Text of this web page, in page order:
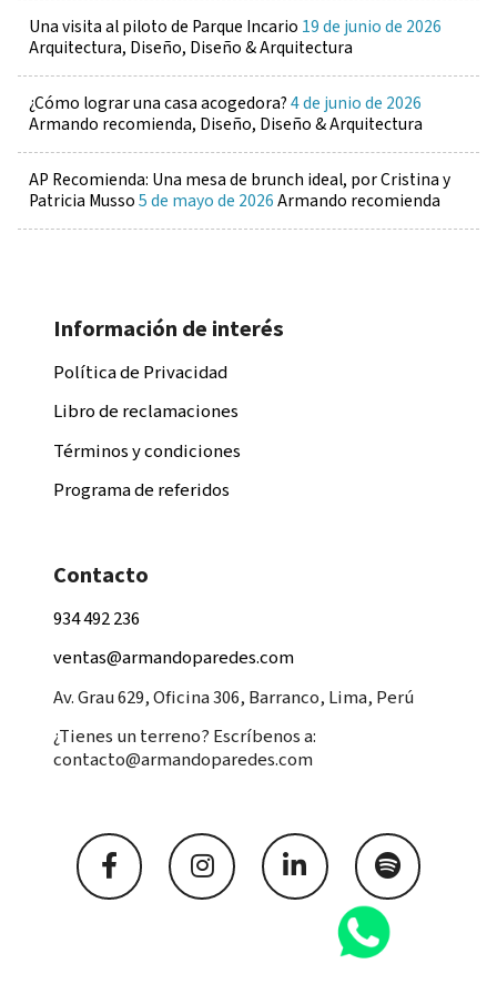
Una visita al piloto de Parque Incario 19 de junio de 2026
Arquitectura, Diseño, Diseño & Arquitectura
¿Cómo lograr una casa acogedora?4 de junio de 2026
Armando recomienda, Diseño, Diseño & Arquitectura
AP Recomienda: Una mesa de brunch ideal, por Cristina y
Patricia Musso5 de mayo de 2026Armando recomienda
Información de interés
Política de Privacidad
Libro de reclamaciones
Términos y condiciones
Programa de referidos
Contacto
934 492 236
ventas@armandoparedes.com
Av. Grau 629, Oficina 306, Barranco, Lima, Perú
¿Tienes un terreno? Escríbenos a:
contacto@armandoparedes.com